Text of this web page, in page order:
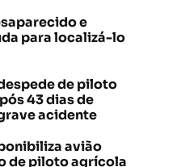
e
para localizá-lo
de piloto
43 dias de
acidente
avião
de piloto agrícola